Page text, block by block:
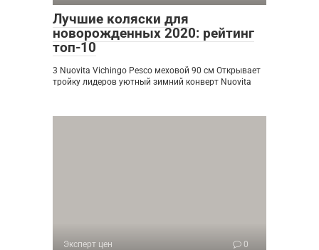
Лучшие коляски для
новорожденных 2020: рейтинг
топ-10
3 Nuovita Vichingo Pesco меховой 90 см Открывает
тройку лидеров уютный зимний конверт Nuovita
Эксперт цен 0